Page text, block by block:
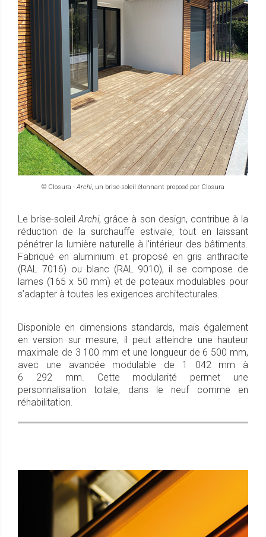
© Closura -Archi, un brise-soleil étonnant proposé par Closura
Le brise-soleilArchi, grâce à son design, contribue à la
réduction de la surchauffe estivale, tout en laissant
pénétrer la lumière naturelle à l’intérieur des bâtiments.
Fabriqué en aluminium et proposé en gris anthracite
(RAL 7016) ou blanc (RAL 9010), il se compose de
lames (165 x 50 mm) et de poteaux modulables pour
s’adapter à toutes les exigences architecturales.
Disponible en dimensions standards, mais également
en version sur mesure, il peut atteindre une hauteur
maximale de 3 100 mm et une longueur de 6 500 mm,
avec une avancée modulable de 1 042 mm à
6 292 mm. Cette modularité permet une
personnalisation totale, dans le neuf comme en
réhabilitation.